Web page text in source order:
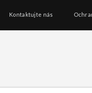
Kontaktujte nás